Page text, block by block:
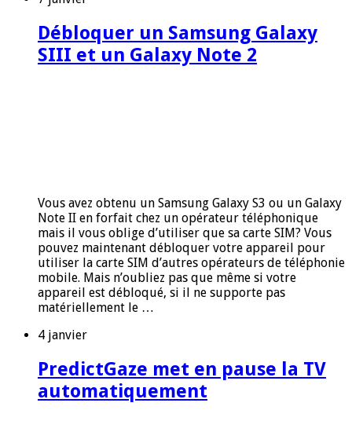
Débloquer un Samsung Galaxy
SIII et un Galaxy Note 2
Vous avez obtenu un Samsung Galaxy S3 ou un Galaxy
Note II en forfait chez un opérateur téléphonique
mais il vous oblige d’utiliser que sa carte SIM? Vous
pouvez maintenant débloquer votre appareil pour
utiliser la carte SIM d’autres opérateurs de téléphonie
mobile. Mais n’oubliez pas que même si votre
appareil est débloqué, si il ne supporte pas
matériellement le …
4 janvier
PredictGaze met en pause la TV
automatiquement